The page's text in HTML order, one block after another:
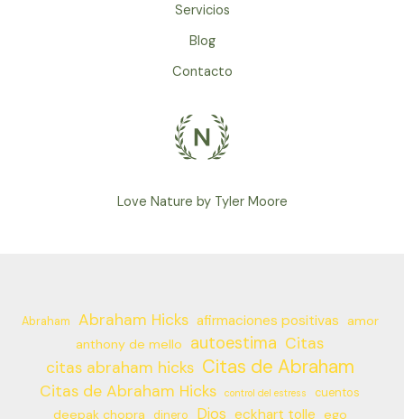
Servicios
Blog
Contacto
Love Nature by Tyler Moore
Abraham Abraham Hicks afirmaciones positivas
amor
anthony de mello
autoestima Citas
citas abraham hicks Citas de Abraham
Citas de Abraham Hicks control del estress cuentos
deepak chopra dinero Dios eckhart tolle ego